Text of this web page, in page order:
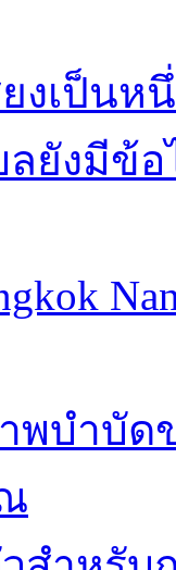
ยงเป็น
ยังมีข้อ
พบำบัด